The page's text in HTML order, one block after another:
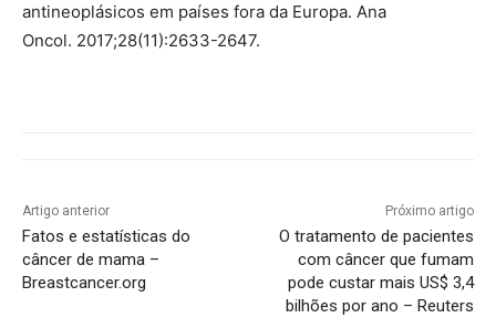
antineoplásicos em países fora da Europa. Ana
Oncol. 2017;28(11):2633-2647.
Artigo anterior
Fatos e estatísticas do
câncer de mama –
Breastcancer.org
Próximo artigo
O tratamento de pacientes
com câncer que fumam
pode custar mais US$ 3,4
bilhões por ano – Reuters